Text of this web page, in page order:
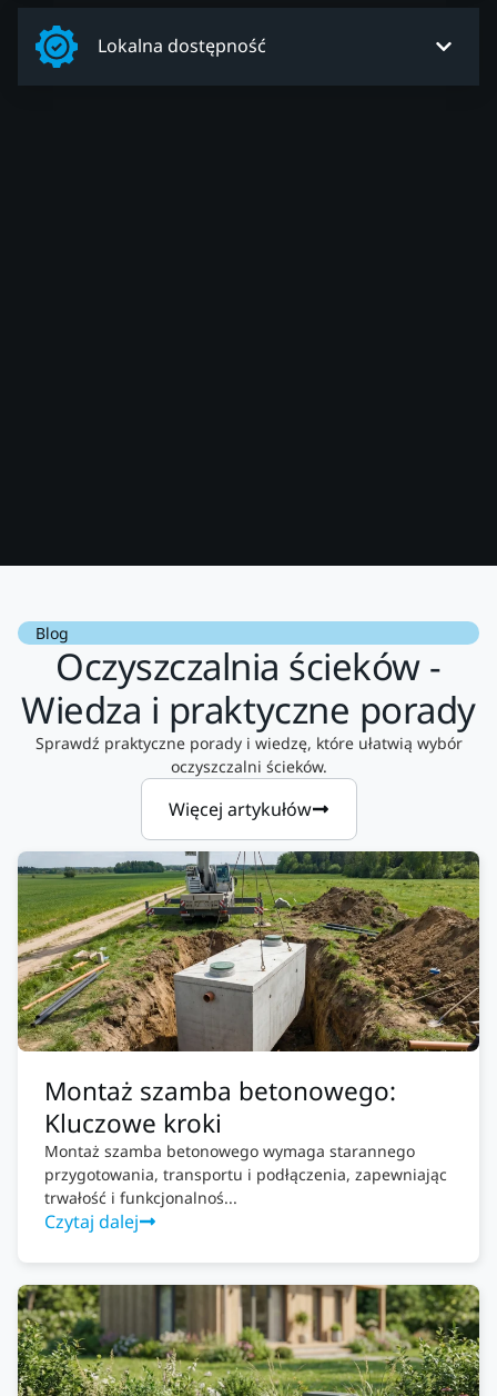
Lokalna dostępność
Blog
Oczyszczalnia ścieków -
Wiedza i praktyczne porady
Sprawdź praktyczne porady i wiedzę, które ułatwią wybór
oczyszczalni ścieków.
Więcej artykułów
Montaż szamba betonowego:
Kluczowe kroki
Montaż szamba betonowego wymaga starannego
przygotowania, transportu i podłączenia, zapewniając
trwałość i funkcjonalnoś...
Czytaj dalej